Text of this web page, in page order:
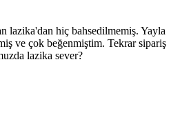
lazika'dan hiç bahsedilmemiş. Yayla
ve çok beğenmiştim. Tekrar sipariş
lazika sever?